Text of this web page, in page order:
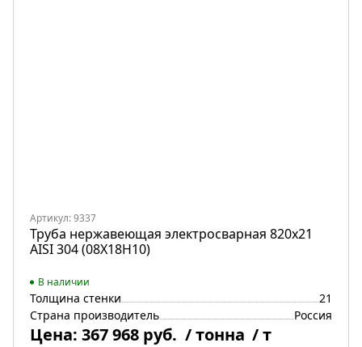
Артикул: 9337
Труба нержавеющая электросварная 820х21
AISI 304 (08Х18Н10)
В наличии
Толщина стенки
21
Страна производитель
Россия
Цена: 367 968 руб. / тонна / т